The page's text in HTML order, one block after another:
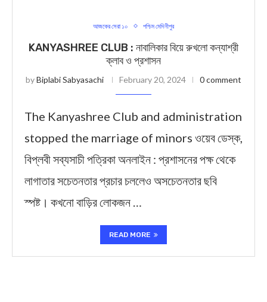
আজকের সেরা ১০ পশ্চিম মেদিনীপুর
KANYASHREE CLUB : নাবালিকার বিয়ে রুখলো কন্যাশ্রী
ক্লাব ও প্রশাসন
byBiplabi Sabyasachi February 20, 2024 0 comment
The Kanyashree Club and administration
stopped the marriage of minors ওয়েব ডেস্ক,
বিপ্লবী সব্যসাচী পত্রিকা অনলাইন : প্রশাসনের পক্ষ থেকে
লাগাতার সচেতনতার প্রচার চললেও অসচেতনতার ছবি
স্পষ্ট। কখনো বাড়ির লোকজন …
READ MORE